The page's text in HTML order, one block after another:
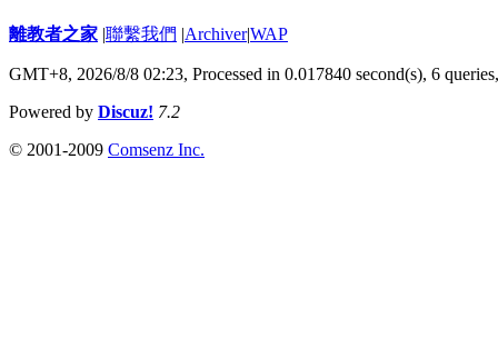
離教者之家 |聯繫我們 |Archiver|WAP
GMT+8, 2026/8/8 02:23, Processed in 0.017840 second(s), 6
Powered by Discuz! 7.2
© 2001-2009 Comsenz Inc.